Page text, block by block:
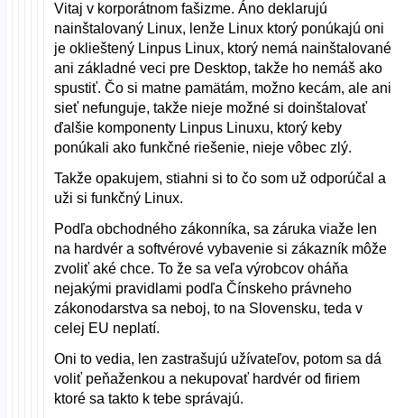
Vitaj v korporátnom fašizme. Áno deklarujú
nainštalovaný Linux, lenže Linux ktorý ponúkajú oni
je oklieštený Linpus Linux, ktorý nemá nainštalované
ani základné veci pre Desktop, takže ho nemáš ako
spustiť. Čo si matne pamätám, možno kecám, ale ani
sieť nefunguje, takže nieje možné si doinštalovať
ďalšie komponenty Linpus Linuxu, ktorý keby
ponúkali ako funkčné riešenie, nieje vôbec zlý.
Takže opakujem, stiahni si to čo som už odporúčal a
uži si funkčný Linux.
Podľa obchodného zákonníka, sa záruka viaže len
na hardvér a softvérové vybavenie si zákazník môže
zvoliť aké chce. To že sa veľa výrobcov oháňa
nejakými pravidlami podľa Čínskeho právneho
zákonodarstva sa neboj, to na Slovensku, teda v
celej EU neplatí.
Oni to vedia, len zastrašujú užívateľov, potom sa dá
voliť peňaženkou a nekupovať hardvér od firiem
ktoré sa takto k tebe správajú.